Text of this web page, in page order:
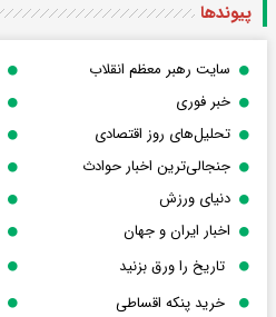
پیوندها
سایت رهبر معظم انقلاب
خبر فوری
تحلیل‌های روز اقتصادی
جنجالی‌ترین اخبار حوادث
دنیای ورزش
اخبار ایران و جهان
تاریخ را ورق بزنید
خرید پنکه اقساطی